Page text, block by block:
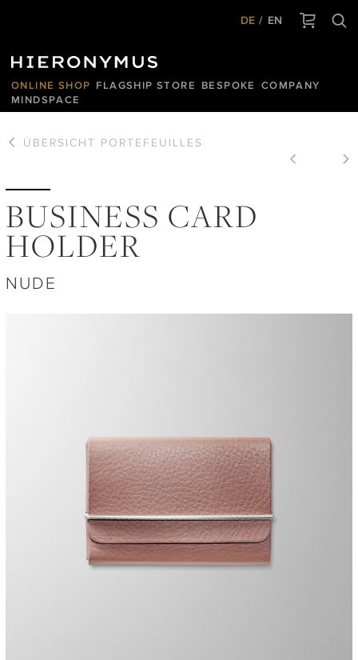
DE EN
ONLINE SHOP FLAGSHIP STORE BESPOKE
COMPANY
MINDSPACE
ÜBERSICHT PORTEFEUILLES
BUSINESS CARD
HOLDER
NUDE